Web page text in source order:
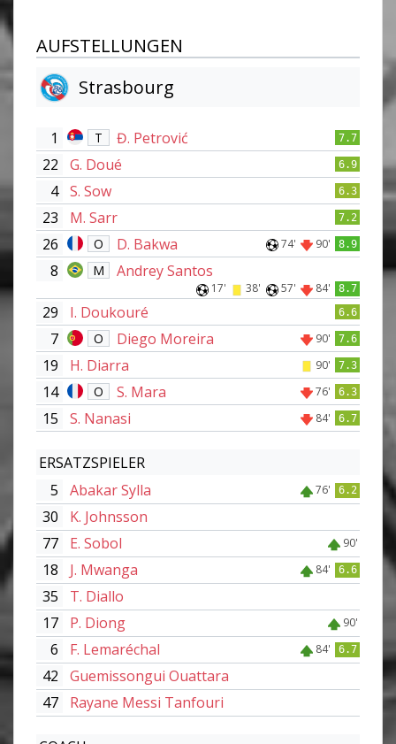
AUFSTELLUNGEN
Strasbourg
1 T Đ. Petrović 7.7
22 G. Doué 6.9
4 S. Sow 6.3
23 M. Sarr 7.2
26 O D. Bakwa 74' 90' 8.9
8 M Andrey Santos
17' 38' 57' 84' 8.7
29 I. Doukouré 6.6
7 O Diego Moreira 90' 7.6
19 H. Diarra 90' 7.3
14 O S. Mara 76' 6.3
15 S. Nanasi 84' 6.7
ERSATZSPIELER
5
Abakar Sylla 76' 6.2
30
K. Johnsson
77
E. Sobol 90'
18 J. Mwanga 84' 6.6
35
T. Diallo
17
P. Diong 90'
6 F. Lemaréchal 84' 6.7
42
Guemissongui Ouattara
47
Rayane Messi Tanfouri